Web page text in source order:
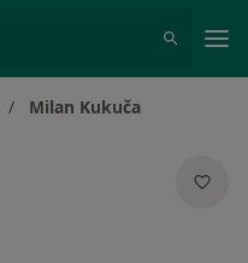
Milan Kukuča